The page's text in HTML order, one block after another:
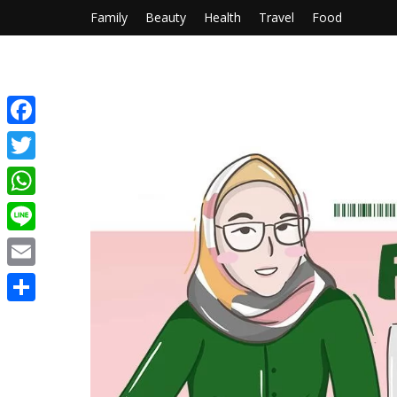
Family Beauty Health Travel Food
Facebook
Twitter
WhatsApp
Line
Email